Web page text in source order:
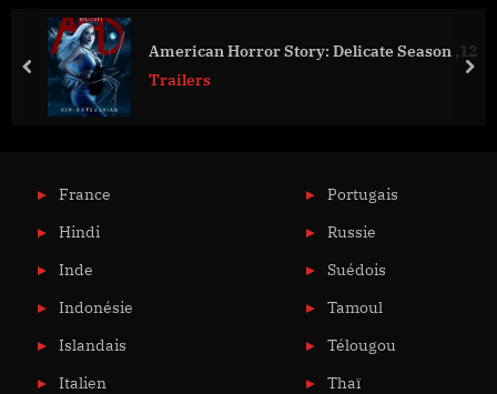
American Horror Story: Delicate Season ,12
Trailers
prev
France
Hindi
Inde
Indonésie
Islandais
Italien
Portugais
Russie
Suédois
Tamoul
Télougou
Thaï